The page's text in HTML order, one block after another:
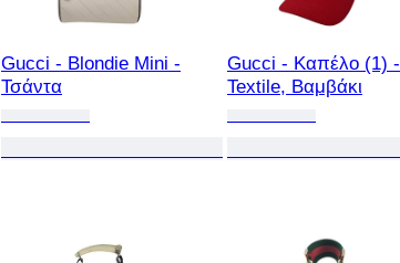
Gucci - Blondie Mini -
Τσάντα
Gucci - Καπέλο (1) -
Textile, Βαμβάκι